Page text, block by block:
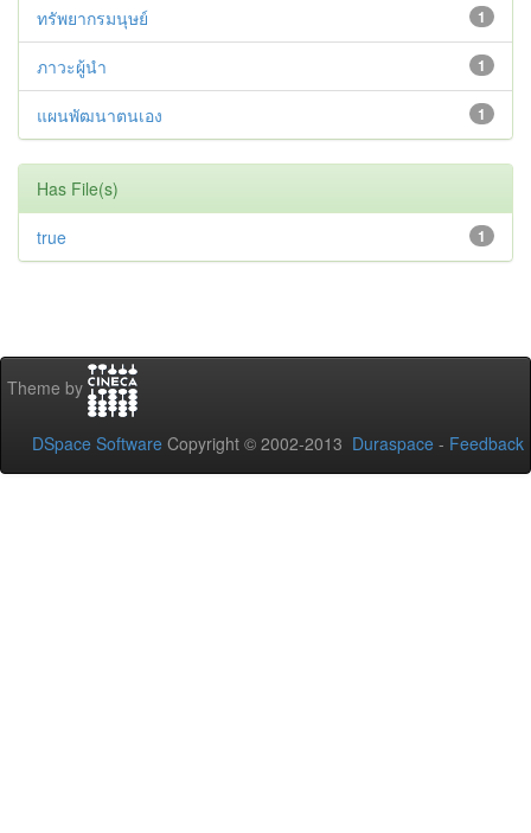
1
ทรัพยากรมนุษย์
1
ภาวะผู้นำ
1
แผนพัฒนาตนเอง
Has File(s)
1
true
Theme by
DSpace Software Copyright © 2002-2013 Duraspace - Feedback